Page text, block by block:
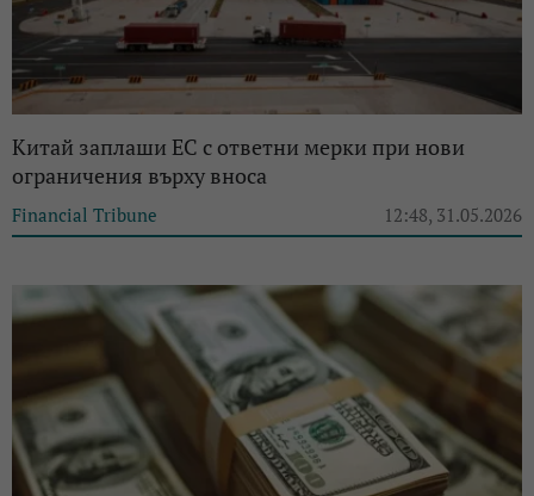
Китай заплаши ЕС с ответни мерки при нови
ограничения върху вноса
Financial Tribune 12:48, 31.05.2026